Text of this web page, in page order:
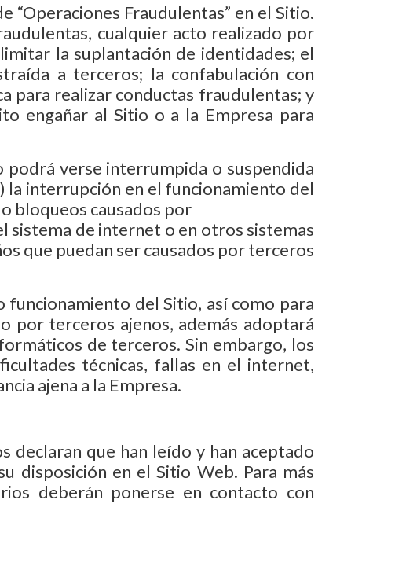
Fraudulentas” en el Sitio.
cualquier acto realizado por
la suplantación de identidades; el
a terceros; la confabulación con
para realizar conductas fraudulentas; y
engañar al Sitio o a la Empresa para
verse interrumpida o suspendida
la interrupción en el funcionamiento del
bloqueos causados por
sistema de internet o en otros sistemas
que puedan ser causados por terceros
del Sitio, así como para
por terceros ajenos, además adoptará
de terceros. Sin embargo, los
técnicas, fallas en el internet,
ajena a la Empresa.
declaran que han leído y han aceptado
disposición en el Sitio Web. Para más
deberán ponerse en contacto con